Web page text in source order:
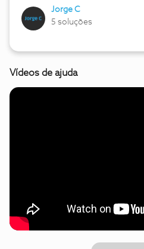
Jorge C
5 soluções
Vídeos de ajuda